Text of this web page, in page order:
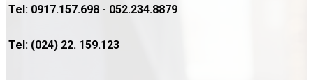
Tel: 0917.157.698 - 052.234.8879
Tel: (024) 22. 159.123